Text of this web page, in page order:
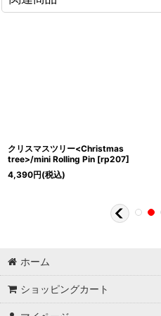
クリスマスツリー<Christmas
tree>/mini Rolling Pin [rp207]
4,390円(税込)
ホーム
ショッピングカート